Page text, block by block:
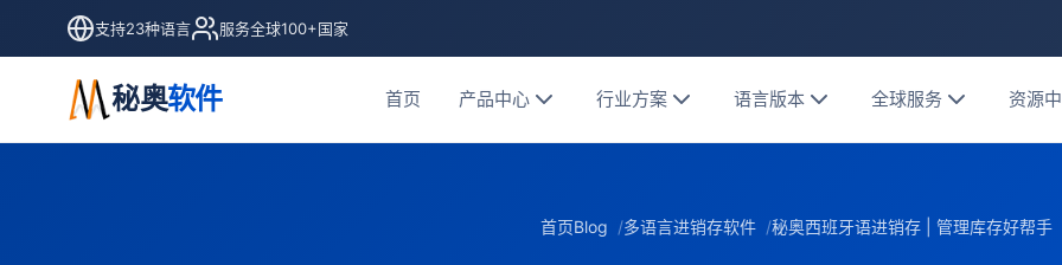
支持23种语言 服务全球100+国家
秘奥软件 首页 产品中心 行业方案 语言版本 全球服务 资源
首页Blog 多语言进销存软件 秘奥西班牙语进销存 | 管理库存好帮手